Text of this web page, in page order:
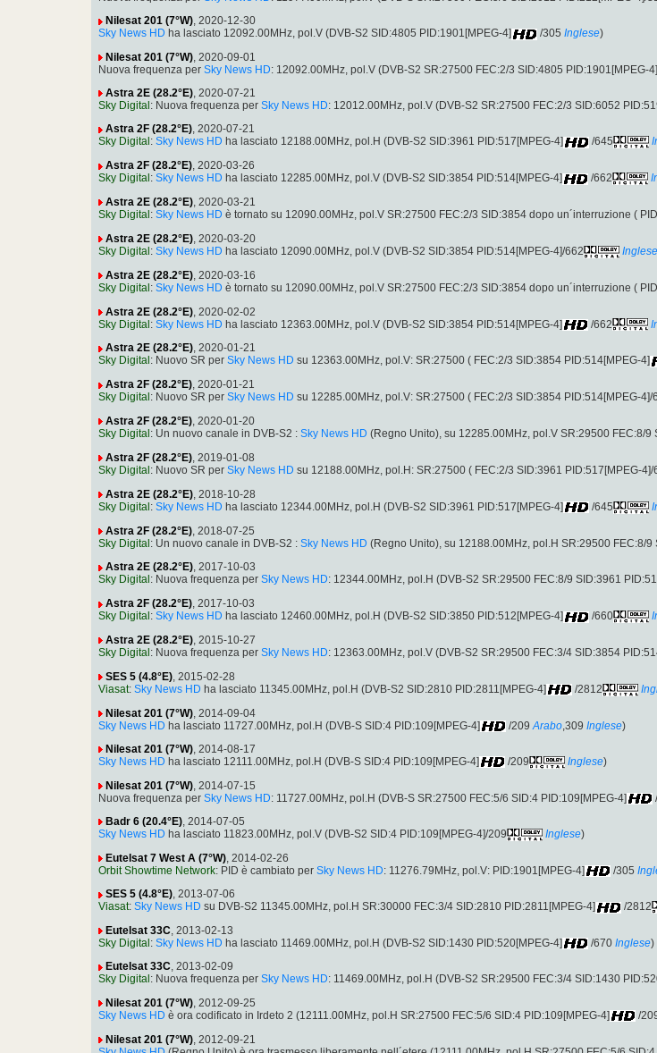
Nilesat 201 (7°W), 2020-12-30
Sky News HD ha lasciato 12092.00MHz, pol.V (DVB-S2 SID:4805 PID:1901[MPEG-4] /305 Inglese)
Nilesat 201 (7°W) , 2020-09-01
Nuova frequenza per Sky News HD: 12092.00MHz, pol.V (DVB-S2 SR:27500 FEC:2/3 SID:4805 PID:1901[MPEG-
Astra 2E (28.2°E) , 2020-07-21
Sky Digital: Nuova frequenza per Sky News HD: 12012.00MHz, pol.V (DVB-S2 SR:27500 FEC:2/3 SID:6052
Astra 2F (28.2°E), 2020-07-21
Sky Digital : Sky News HD ha lasciato 12188.00MHz, pol.H (DVB-S2 SID:3961 PID:517[MPEG-4] /645
Astra 2F (28.2°E), 2020-03-26
Sky Digital : Sky News HD ha lasciato 12285.00MHz, pol.V (DVB-S2 SID:3854 PID:514[MPEG-4] /662
Astra 2E (28.2°E), 2020-03-21
Sky Digital : Sky News HD è tornato su 12090.00MHz, pol.V SR:27500 FEC:2/3 SID:3854 dopo un´interruzione (
Astra 2E (28.2°E), 2020-03-20
Sky Digital: Sky News HD ha lasciato 12090.00MHz, pol.V (DVB-S2 SID:3854 PID:514[MPEG-4]/662 Inglese
Astra 2E (28.2°E) , 2020-03-16
Sky Digital: Sky News HD è tornato su 12090.00MHz, pol.V SR:27500 FEC:2/3 SID:3854 dopo un´interruzione (
Astra 2E (28.2°E) , 2020-02-02
Sky Digital: Sky News HD ha lasciato 12363.00MHz, pol.V (DVB-S2 SID:3854 PID:514[MPEG-4] /662
Astra 2E (28.2°E), 2020-01-21
Sky Digital : Nuovo SR per Sky News HD su 12363.00MHz, pol.V: SR:27500 ( FEC:2/3 SID:3854 PID:514[MPEG-4]
Astra 2F (28.2°E), 2020-01-21
Sky Digital : Nuovo SR per Sky News HD su 12285.00MHz, pol.V: SR:27500 ( FEC:2/3 SID:3854 PID:514[MPEG-4]/
Astra 2F (28.2°E), 2020-01-20
Sky Digital : Un nuovo canale in DVB-S2 : Sky News HD (Regno Unito), su 12285.00MHz, pol.V SR:29500 FEC:8/9
Astra 2F (28.2°E), 2019-01-08
Sky Digital: Nuovo SR per Sky News HD su 12188.00MHz, pol.H: SR:27500 ( FEC:2/3 SID:3961 PID:517[MPEG-4]/
Astra 2E (28.2°E) , 2018-10-28
Sky Digital: Sky News HD ha lasciato 12344.00MHz, pol.H (DVB-S2 SID:3961 PID:517[MPEG-4] /645
Astra 2F (28.2°E) , 2018-07-25
Sky Digital: Un nuovo canale in DVB-S2 : Sky News HD (Regno Unito), su 12188.00MHz, pol.H SR:29500 FEC:8/9
Astra 2E (28.2°E), 2017-10-03
Sky Digital : Nuova frequenza per Sky News HD: 12344.00MHz, pol.H (DVB-S2 SR:29500 FEC:8/9 SID:3961
Astra 2F (28.2°E), 2017-10-03
Sky Digital : Sky News HD ha lasciato 12460.00MHz, pol.H (DVB-S2 SID:3850 PID:512[MPEG-4] /660
Astra 2E (28.2°E), 2015-10-27
Sky Digital : Nuova frequenza per Sky News HD: 12363.00MHz, pol.V (DVB-S2 SR:29500 FEC:3/4 SID:3854
SES 5 (4.8°E), 2015-02-28
Viasat: Sky News HD ha lasciato 11345.00MHz, pol.H (DVB-S2 SID:2810 PID:2811[MPEG-4] /2812
Nilesat 201 (7°W) , 2014-09-04
Sky News HD ha lasciato 11727.00MHz, pol.H (DVB-S SID:4 PID:109[MPEG-4] /209 Arabo ,309 Inglese)
Nilesat 201 (7°W), 2014-08-17
Sky News HD ha lasciato 12111.00MHz, pol.H (DVB-S SID:4 PID:109[MPEG-4] /209 Inglese)
Nilesat 201 (7°W), 2014-07-15
Nuova frequenza per Sky News HD: 11727.00MHz, pol.H (DVB-S SR:27500 FEC:5/6 SID:4 PID:109[MPEG-4]
Badr 6 (20.4°E), 2014-07-05
Sky News HD ha lasciato 11823.00MHz, pol.V (DVB-S2 SID:4 PID:109[MPEG-4]/209 Inglese)
Eutelsat 7 West A (7°W), 2014-02-26
Orbit Showtime Network: PID è cambiato per Sky News HD: 11276.79MHz, pol.V: PID:1901[MPEG-4] /305
SES 5 (4.8°E), 2013-07-06
Viasat: Sky News HD su DVB-S2 11345.00MHz, pol.H SR:30000 FEC:3/4 SID:2810 PID:2811[MPEG-4] /2812
Eutelsat 33C, 2013-02-13
Sky Digital : Sky News HD ha lasciato 11469.00MHz, pol.H (DVB-S2 SID:1430 PID:520[MPEG-4] /670 Inglese)
Eutelsat 33C, 2013-02-09
Sky Digital : Nuova frequenza per Sky News HD: 11469.00MHz, pol.H (DVB-S2 SR:29500 FEC:3/4 SID:1430
Nilesat 201 (7°W) , 2012-09-25
Sky News HD è ora codificato in Irdeto 2 (12111.00MHz, pol.H SR:27500 FEC:5/6 SID:4 PID:109[MPEG-4] /
Nilesat 201 (7°W) , 2012-09-21